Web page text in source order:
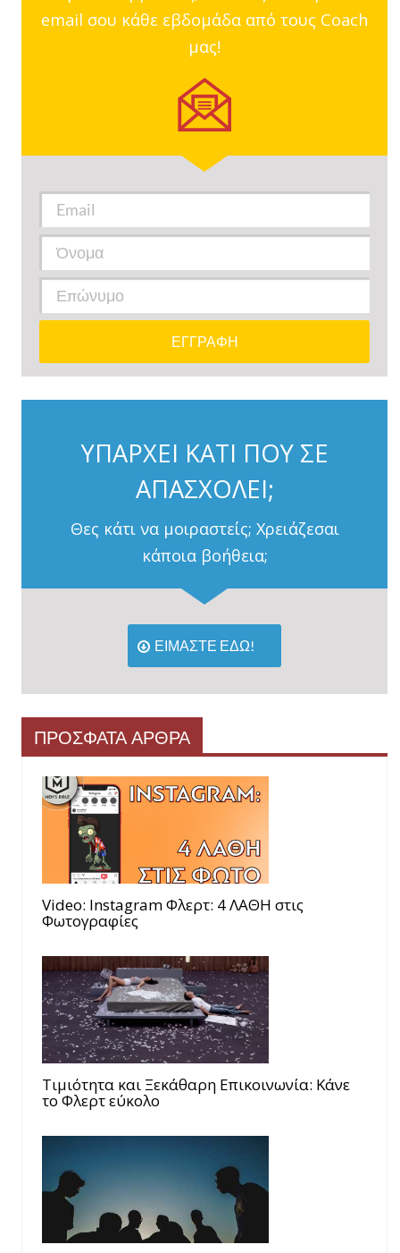
email σου κάθε εβδομάδα από τους Coach
μας!
ΥΠΑΡΧΕΙ ΚΑΤΙ ΠΟΥ ΣΕ
ΑΠΑΣΧΟΛΕΙ;
Θες κάτι να μοιραστείς; Χρειάζεσαι
κάποια βοήθεια;
ΕΙΜΑΣΤΕ ΕΔΩ!
ΠΡΟΣΦΑΤΑ ΑΡΘΡΑ
Video: Instagram Φλερτ: 4 ΛΑΘΗ στις
Φωτογραφίες
Τιμιότητα και Ξεκάθαρη Επικοινωνία: Κάνε
το Φλερτ εύκολο